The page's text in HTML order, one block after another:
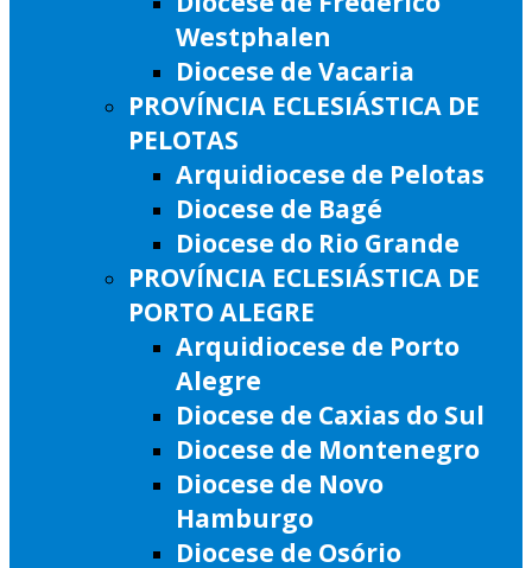
Westphalen
Diocese de Vacaria
PROVÍNCIA ECLESIÁSTICA DE
PELOTAS
Arquidiocese de Pelotas
Diocese de Bagé
Diocese do Rio Grande
PROVÍNCIA ECLESIÁSTICA DE
PORTO ALEGRE
Arquidiocese de Porto
Alegre
Diocese de Caxias do Sul
Diocese de Montenegro
Diocese de Novo
Hamburgo
Diocese de Osório